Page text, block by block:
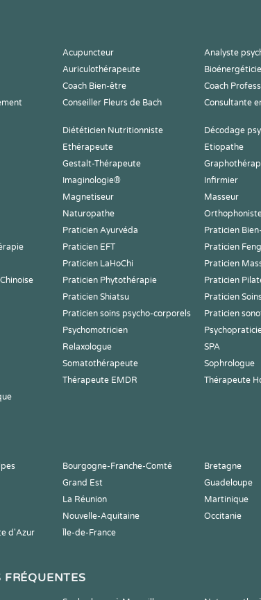
Acupuncteur Analyste
Auriculothérapeute
Coach Bien-être Coach
Conseiller Fleurs de Bach Consultante
Diététicien Nutritionniste Décodage
Ethérapeute Etiopathe
Gestalt-Thérapeute
Imaginologie® Infirmier
Magnetiseur Masseur
Naturopathe
Praticien Ayurvéda Praticien
Praticien EFT Praticien
Praticien LaHoChi Praticien
Praticien Phytothérapie Praticien
Praticien Shiatsu Praticien
Praticien soins psycho-corporels Praticien
Psychomotricien
Relaxologue SPA
Somatothérapeute Sophrologue
Thérapeute EMDR Thérapeute
Bourgogne-Franche-Comté Bretagne
Grand Est Guadeloupe
La Réunion Martinique
Nouvelle-Aquitaine Occitanie
d'Azur
Île-de-France
FRÉQUENTES